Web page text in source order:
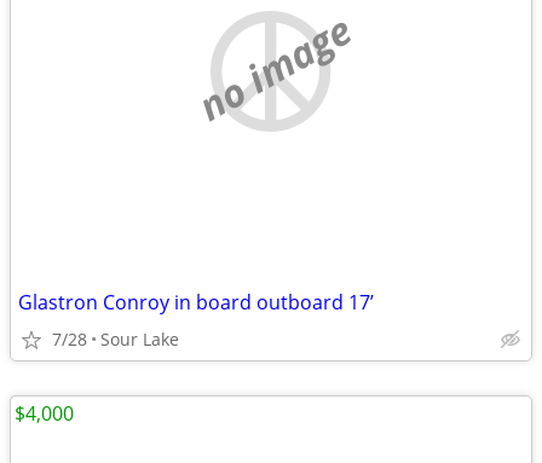
no image
Glastron Conroy in board outboard 17’
7/28 Sour Lake
$4,000